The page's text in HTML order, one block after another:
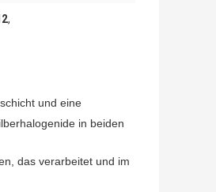
,
und eine
in beiden
das verarbeitet und im